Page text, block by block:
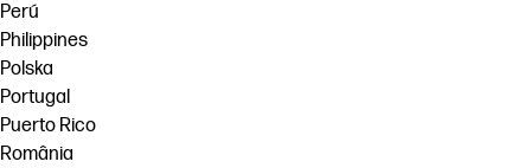
Perú
Philippines
Polska
Portugal
Puerto Rico
România